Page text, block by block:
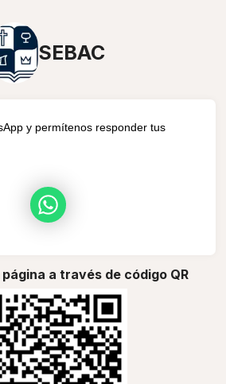
SEBAC
y permítenos responder tus
a través de código QR